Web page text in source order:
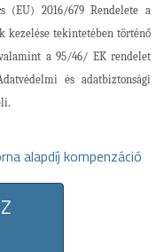
(EU) 2016/679 Rendelete a
kezelése tekintetében történő
a 95/46/ EK rendelet
és adatbiztonsági
alapdíj kompenzáció